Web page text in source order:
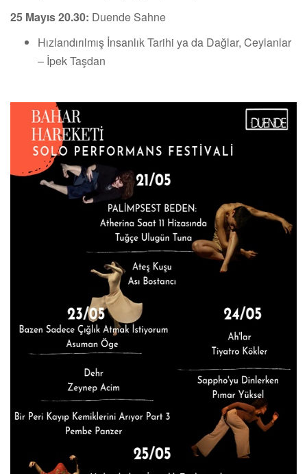
25 Mayıs 20.30: Duende Sahne
Hızlandırılmış İnsanlık Tarihi ya da Dağlar, Ceylanlar
– İpek Taşdan